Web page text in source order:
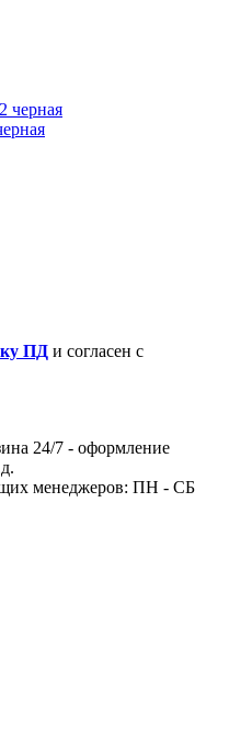
ПД и согласен с
24/7 - оформление
менеджеров: ПН - СБ